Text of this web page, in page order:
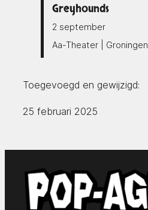
Greyhounds
2 september
Aa-Theater | Groningen
Toegevoegd en gewijzigd:
25 februari 2025